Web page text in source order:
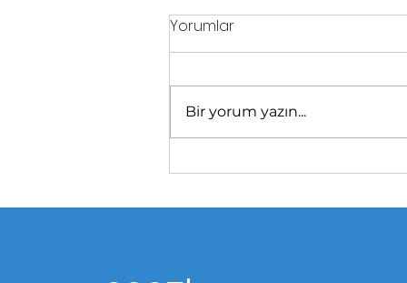
Yorumlar
Bir yorum yazın...